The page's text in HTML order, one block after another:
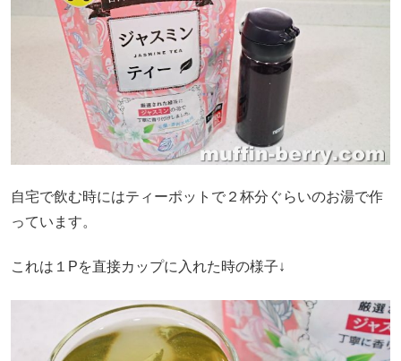
自宅で飲む時にはティーポットで２杯分ぐらいのお湯で作
っています。
これは１Pを直接カップに入れた時の様子↓